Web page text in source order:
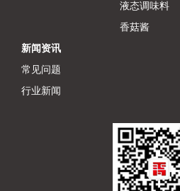
液态调味料
香菇酱
新闻资讯
常见问题
行业新闻